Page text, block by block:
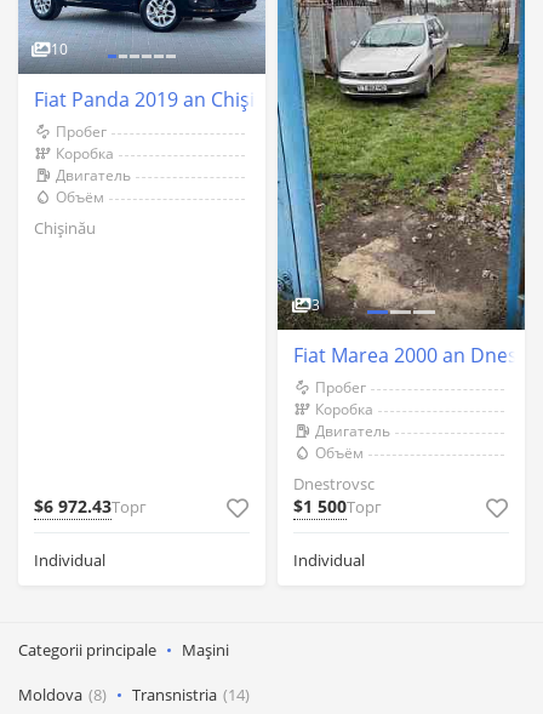
10
Fiat Panda 2019 an Chişinău
Пробег
Коробка
Двигатель
Объём
Chişinău
$6 972.43Торг
Individual
3
Fiat Marea 2000 an
Пробег
Коробка
Двигатель
Объём
Dnestrovsc
$1 500Торг
Individual
Categorii principale Mașini
Moldova (8) Transnistria (14)